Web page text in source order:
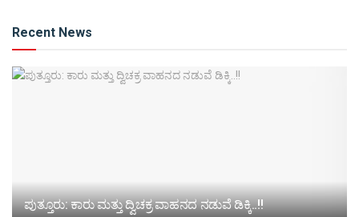
Recent News
ಪುತ್ತೂರು: ಕಾರು ಮತ್ತು ದ್ವಿಚಕ್ರ ವಾಹನದ ನಡುವೆ ಡಿಕ್ಕಿ..!!